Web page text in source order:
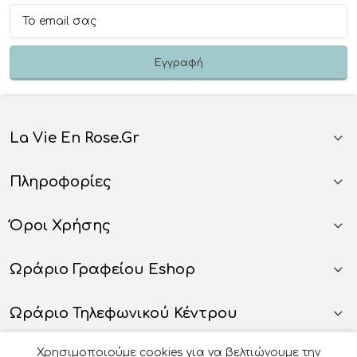
La Vie En Rose.gr
Πληροφορίες
Όροι Χρήσης
Ωράριο Γραφείου Eshop
Ωράριο Τηλεφωνικού Κέντρου
Χρησιμοποιούμε cookies για να βελτιώνουμε την